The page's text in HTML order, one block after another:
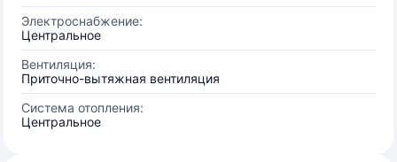
Электроснабжение:
Центральное
Вентиляция:
Приточно-вытяжная вентиляция
Система отопления:
Центральное